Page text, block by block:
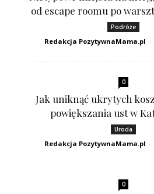
od escape roomu po
Podróże
Redakcja PozytywnaMama.pl -
0
Jak uniknąć ukrytych
powiększania ust w
Uroda
Redakcja PozytywnaMama.pl -
0